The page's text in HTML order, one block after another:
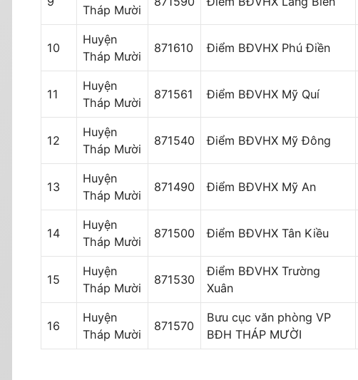
Tháp Mười
10
Huyện
Tháp Mười
871610 Điểm BĐVHX Phú Điền
11
Huyện
Tháp Mười
871561 Điểm BĐVHX Mỹ Quí
12
Huyện
Tháp Mười
871540 Điểm BĐVHX Mỹ Đông
13
Huyện
Tháp Mười
871490 Điểm BĐVHX Mỹ An
14
Huyện
Tháp Mười
871500 Điểm BĐVHX Tân Kiều
15
Huyện
Tháp Mười
871530
Điểm BĐVHX Trường
Xuân
16
Huyện
Tháp Mười
871570
Bưu cục văn phòng VP
BĐH THÁP MƯỜI